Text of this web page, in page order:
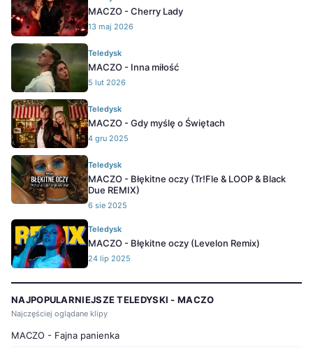
MACZO - Cherry Lady
13 maj 2026
Teledysk
MACZO - Inna miłość
5 lut 2026
Teledysk
MACZO - Gdy myślę o Świętach
4 gru 2025
Teledysk
MACZO - Błękitne oczy (Tr!Fle & LOOP & Black
Due REMIX)
6 sie 2025
Teledysk
MACZO - Błękitne oczy (Levelon Remix)
24 lip 2025
NAJPOPULARNIEJSZE TELEDYSKI - MACZO
Najczęściej oglądane klipy
MACZO - Fajna panienka